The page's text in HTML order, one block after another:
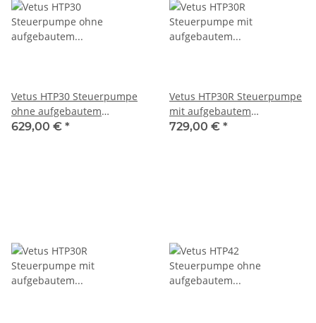
Vetus HTP30 Steuerpumpe
ohne aufgebautem
Rückschlagventil 10mm in
629,00 € *
Vetus HTP30R Steuerpumpe
mit aufgebautem
Rückschlagventil 10mm in
729,00 € *